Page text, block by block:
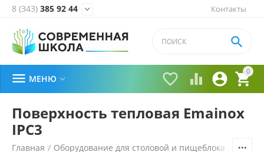
Контакты
8 (343) 385 92 44 
0


 

 МЕНЮ 
Поверхность тепловая Emainox
IPC3
Главная / Оборудование для столовой и пищеблока